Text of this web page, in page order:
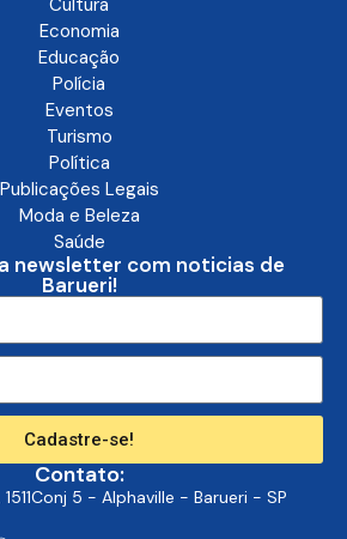
Cultura
Economia
Educação
Polícia
Eventos
Turismo
Política
Publicações Legais
Moda e Beleza
Saúde
newsletter com noticias de
Barueri!
Cadastre-se!
Contato:
1511Conj 5 - Alphaville - Barueri - SP